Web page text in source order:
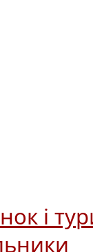
і